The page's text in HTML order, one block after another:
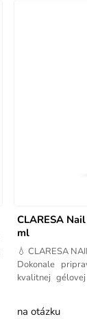
CLARESA
ml
💧 CLARESA
Dokonale
kvalitnej
na otázku